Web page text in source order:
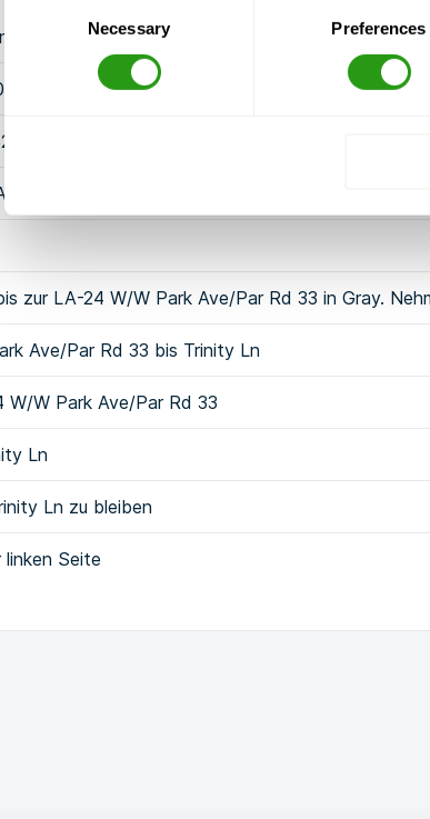
Necessary Preferences
Sie die Ausfahrt 200 und fahren Sie weiter
E/Brashear Ave nach Nordosten in Richtung
70
zur LA-24 W/W Park Ave/Par Rd 33 in Gray.
Ave/Par Rd 33 bis Trinity Ln
W/W Park Ave/Par Rd 33
Ln
Ln zu bleiben
Seite